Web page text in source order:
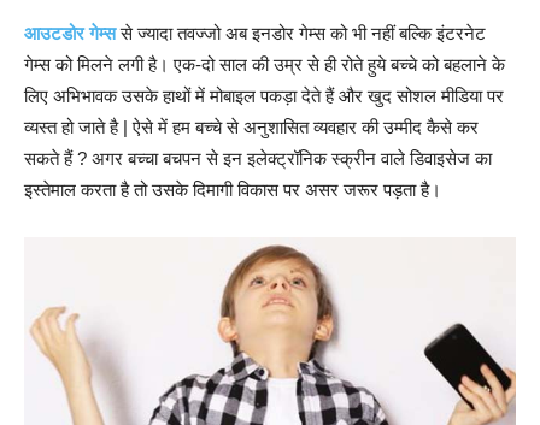
आउटडोर गेम्ससे ज्यादा तवज्जो अब इनडोर गेम्स को भी नहीं बल्कि इंटरनेट
गेम्स को मिलने लगी है। एक-दो साल की उम्र से ही रोते हुये बच्चे को बहलाने के
लिए अभिभावक उसके हाथों में मोबाइल पकड़ा देते हैं और खुद सोशल मीडिया पर
व्यस्त हो जाते है | ऐसे में हम बच्चे से अनुशासित व्यवहार की उम्मीद कैसे कर
सकते हैं ? अगर बच्चा बचपन से इन इलेक्ट्रॉनिक स्क्रीन वाले डिवाइसेज का
इस्तेमाल करता है तो उसके दिमागी विकास पर असर जरूर पड़ता है।